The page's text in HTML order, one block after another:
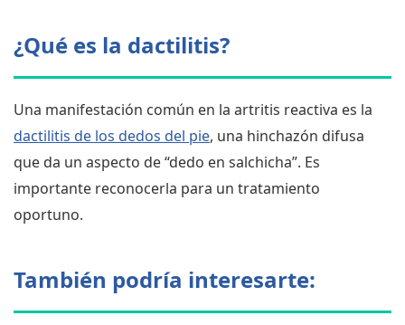
¿Qué es la dactilitis?
Una manifestación común en la artritis reactiva es la
dactilitis de los dedos del pie, una hinchazón difusa
que da un aspecto de “dedo en salchicha”. Es
importante reconocerla para un tratamiento
oportuno.
También podría interesarte: